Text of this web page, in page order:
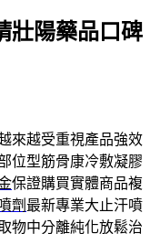
壯陽藥品口碑
來越受重視產品強效
位型筋骨康冷敷凝膠
保證購買實體商品複
劑 最新專業大止汗噴
物中分離純化放鬆治